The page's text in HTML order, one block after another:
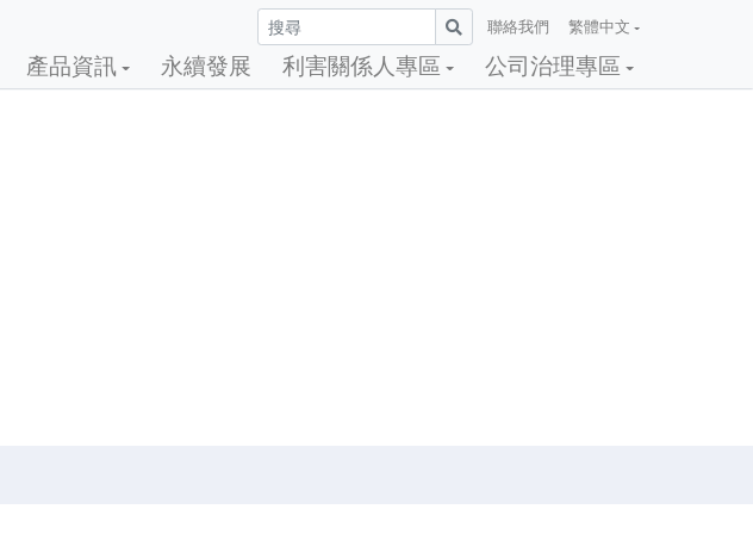
聯絡我們 繁體中文
產品資訊 永續發展 利害關係人專區 公司治理專區